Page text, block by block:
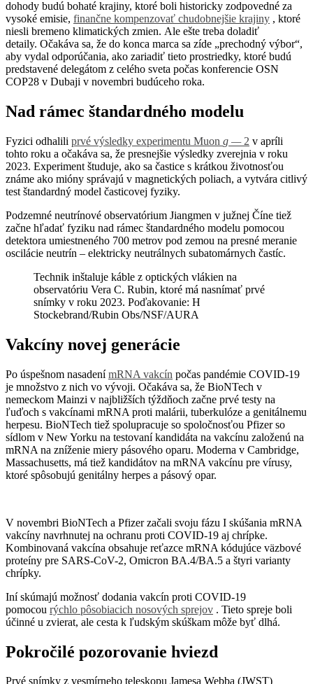
dohody budú bohaté krajiny, ktoré boli historicky zodpovedné za
vysoké emisie, finančne kompenzovať chudobnejšie krajiny , ktoré
niesli bremeno klimatických zmien. Ale ešte treba doladiť
detaily. Očakáva sa, že do konca marca sa zíde „prechodný výbor“,
aby vydal odporúčania, ako zariadiť tieto prostriedky, ktoré budú
predstavené delegátom z celého sveta počas konferencie OSN
COP28 v Dubaji v novembri budúceho roka.
Nad rámec štandardného modelu
Fyzici odhalili prvé výsledky experimentu Muon g —2 v apríli
tohto roku a očakáva sa, že presnejšie výsledky zverejnia v roku
2023. Experiment študuje, ako sa častice s krátkou životnosťou
známe ako mióny správajú v magnetických poliach, a vytvára citlivý
test štandardný model časticovej fyziky.
Podzemné neutrínové observatórium Jiangmen v južnej Číne tiež
začne hľadať fyziku nad rámec štandardného modelu pomocou
detektora umiestneného 700 metrov pod zemou na presné meranie
oscilácie neutrín – elektricky neutrálnych subatomárnych častíc.
Technik inštaluje káble z optických vlákien na
observatóriu Vera C. Rubin, ktoré má nasnímať prvé
snímky v roku 2023. Poďakovanie: H
Stockebrand/Rubin Obs/NSF/AURA
Vakcíny novej generácie
Po úspešnom nasadenímRNA vakcín počas pandémie COVID-19
je množstvo z nich vo vývoji. Očakáva sa, že BioNTech v
nemeckom Mainzi v najbližších týždňoch začne prvé testy na
ľuďoch s vakcínami mRNA proti malárii, tuberkulóze a genitálnemu
herpesu. BioNTech tiež spolupracuje so spoločnosťou Pfizer so
sídlom v New Yorku na testovaní kandidáta na vakcínu založenú na
mRNA na zníženie miery pásového oparu. Moderna v Cambridge,
Massachusetts, má tiež kandidátov na mRNA vakcínu pre vírusy,
ktoré spôsobujú genitálny herpes a pásový opar.
V novembri BioNTech a Pfizer začali svoju fázu I skúšania mRNA
vakcíny navrhnutej na ochranu proti COVID-19 aj chrípke.
Kombinovaná vakcína obsahuje reťazce mRNA kódujúce väzbové
proteíny pre SARS-CoV-2, Omicron BA.4/BA.5 a štyri varianty
chrípky.
Iní skúmajú možnosť dodania vakcín proti COVID-19
pomocou rýchlo pôsobiacich nosových sprejov . Tieto spreje boli
účinné u zvierat, ale cesta k ľudským skúškam môže byť dlhá.
Pokročilé pozorovanie hviezd
Prvé snímky z vesmírneho teleskopu Jamesa Webba (JWST)